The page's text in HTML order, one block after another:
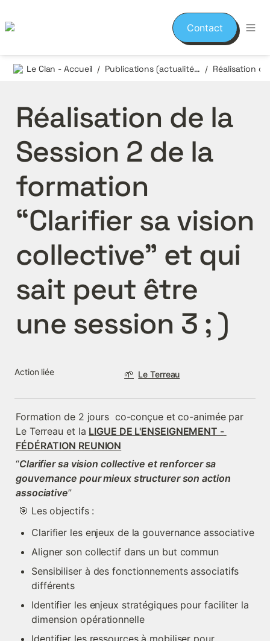
Contact
Le Clan - Accueil / Publications (actualités et événements) /
Réalisation de la
Session 2 de la
formation
“Clarifier sa vision
collective” et qui
sait peut être
une session 3 ; )
Action liée 🌱 Le Terreau
Formation de 2 jours  co-conçue et co-animée par
Le Terreau et la LIGUE DE L'ENSEIGNEMENT -
FÉDÉRATION REUNION
“Clarifier sa vision collective et renforcer sa
gouvernance pour mieux structurer son action
associative”
🎯 Les objectifs :
Clarifier les enjeux de la gouvernance associative
Aligner son collectif dans un but commun
Sensibiliser à des fonctionnements associatifs
différents
Identifier les enjeux stratégiques pour faciliter la
dimension opérationnelle
Identifier les ressources à mobiliser pour